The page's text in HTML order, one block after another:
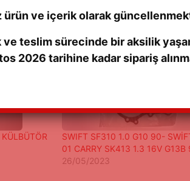
SWIFT SF310 1.0 G10 90-
01 CARRY SK413 1.3 16V
26/05/2023
ürün ve içerik olarak
ve teslim sürecinde bir aksilik
2026 tarihine kadar sipariş